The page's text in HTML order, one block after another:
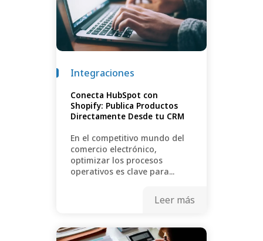
Integraciones
Conecta HubSpot con
Shopify: Publica Productos
Directamente Desde tu CRM
En el competitivo mundo del
comercio electrónico,
optimizar los procesos
operativos es clave para...
Leer más